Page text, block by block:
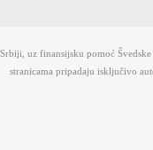
uz finansijsku pomoć
stranicama pripadaju isključivo